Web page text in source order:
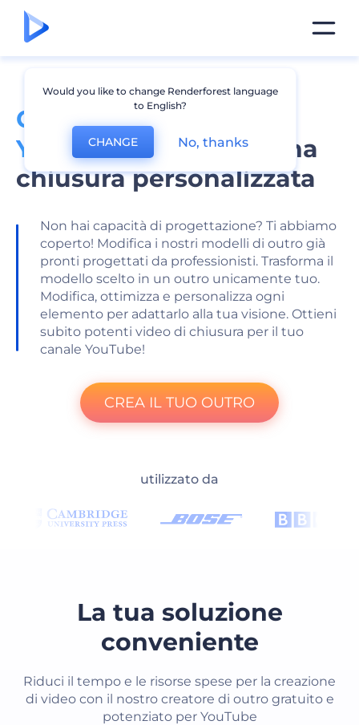
Creatore di outro di
YouTubeper creare una
chiusura personalizzata
Non hai capacità di progettazione? Ti abbiamo
coperto! Modifica i nostri modelli di outro già
pronti progettati da professionisti. Trasforma il
modello scelto in un outro unicamente tuo.
Modifica, ottimizza e personalizza ogni
elemento per adattarlo alla tua visione. Ottieni
subito potenti video di chiusura per il tuo
canale YouTube!
CREA IL TUO OUTRO
utilizzato da
La tua soluzione
conveniente
Riduci il tempo e le risorse spese per la creazione
di video con il nostro creatore di outro gratuito e
potenziato per YouTube
Would you like to change Renderforest language
to English?
CHANGE No, thanks